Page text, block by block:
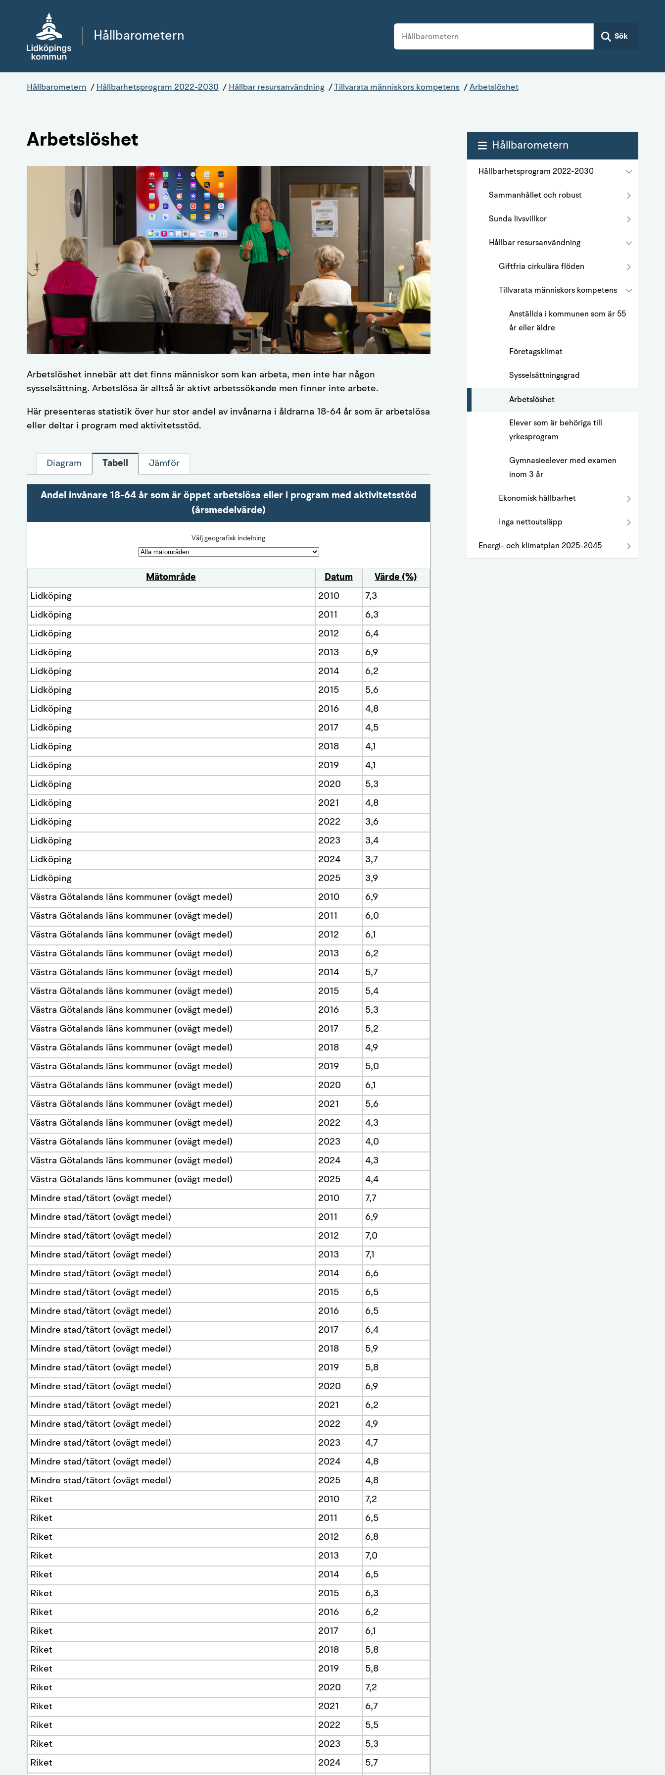
Hållbarometern Sök
Hållbarometern / Hållbarhetsprogram 2022-2030 / Hållbar resursanvändning /Tillvarata människors kompetens / Arbetslöshet
Arbetslöshet
Arbetslöshet innebär att det finns människor som kan arbeta, men inte har någon
sysselsättning. Arbetslösa är alltså är aktivt arbetssökande men finner inte arbete.
Här presenteras statistik över hur stor andel av invånarna i åldrarna 18-64 år som är arbetslösa
eller deltar i program med aktivitetsstöd.
Diagram Tabell Jämför
Andel invånare 18-64 år som är öppet arbetslösa eller i program med aktivitetsstöd
(årsmedelvärde)
Välj geografisk indelning
Mätområde Datum
Värde (%)
Lidköping
2010
7,3
Lidköping
2011
6,3
Lidköping
2012
6,4
Lidköping
2013
6,9
Lidköping
2014
6,2
Lidköping
2015
5,6
Lidköping
2016
4,8
Lidköping
2017
4,5
Lidköping
2018
4,1
Lidköping
2019
4,1
Lidköping
2020
5,3
Lidköping
2021
4,8
Lidköping
2022
3,6
Lidköping
2023
3,4
Lidköping
2024
3,7
Lidköping
2025
3,9
Västra Götalands läns kommuner (ovägt medel)
2010
6,9
Västra Götalands läns kommuner (ovägt medel)
2011
6,0
Västra Götalands läns kommuner (ovägt medel)
2012
6,1
Västra Götalands läns kommuner (ovägt medel)
2013
6,2
Västra Götalands läns kommuner (ovägt medel)
2014
5,7
Västra Götalands läns kommuner (ovägt medel)
2015
5,4
Västra Götalands läns kommuner (ovägt medel)
2016
5,3
Västra Götalands läns kommuner (ovägt medel)
2017
5,2
Västra Götalands läns kommuner (ovägt medel)
2018
4,9
Västra Götalands läns kommuner (ovägt medel)
2019
5,0
Västra Götalands läns kommuner (ovägt medel)
2020
6,1
Västra Götalands läns kommuner (ovägt medel)
2021
5,6
Västra Götalands läns kommuner (ovägt medel)
2022
4,3
Västra Götalands läns kommuner (ovägt medel)
2023
4,0
Västra Götalands läns kommuner (ovägt medel)
2024
4,3
Västra Götalands läns kommuner (ovägt medel)
2025
4,4
Mindre stad/tätort (ovägt medel)
2010
7,7
Mindre stad/tätort (ovägt medel)
2011
6,9
Mindre stad/tätort (ovägt medel)
2012
7,0
Mindre stad/tätort (ovägt medel)
2013
7,1
Mindre stad/tätort (ovägt medel)
2014
6,6
Mindre stad/tätort (ovägt medel)
2015
6,5
Mindre stad/tätort (ovägt medel)
2016
6,5
Mindre stad/tätort (ovägt medel)
2017
6,4
Mindre stad/tätort (ovägt medel)
2018
5,9
Mindre stad/tätort (ovägt medel)
2019
5,8
Mindre stad/tätort (ovägt medel)
2020
6,9
Mindre stad/tätort (ovägt medel)
2021
6,2
Mindre stad/tätort (ovägt medel)
2022
4,9
Mindre stad/tätort (ovägt medel)
2023
4,7
Mindre stad/tätort (ovägt medel)
2024
4,8
Mindre stad/tätort (ovägt medel)
2025
4,8
Riket
2010
7,2
Riket
2011
6,5
Riket
2012
6,8
Riket
2013
7,0
Riket
2014
6,5
Riket
2015
6,3
Riket
2016
6,2
Riket
2017
6,1
Riket
2018
5,8
Riket
2019
5,8
Riket
2020
7,2
Riket
2021
6,7
Riket
2022
5,5
Riket
2023
5,3
Riket
2024 5,7
Hållbarometern
Hållbarhetsprogram 2022-2030
Sammanhållet och robust
Sunda livsvillkor
Hållbar resursanvändning
Giftfria cirkulära flöden
Tillvarata människors kompetens
Anställda i kommunen som är 55
år eller äldre
Företagsklimat
Sysselsättningsgrad
Arbetslöshet
Elever som är behöriga till
yrkesprogram
Gymnasieelever med examen
inom 3 år
Ekonomisk hållbarhet
Inga nettoutsläpp
Energi- och klimatplan 2025-2045